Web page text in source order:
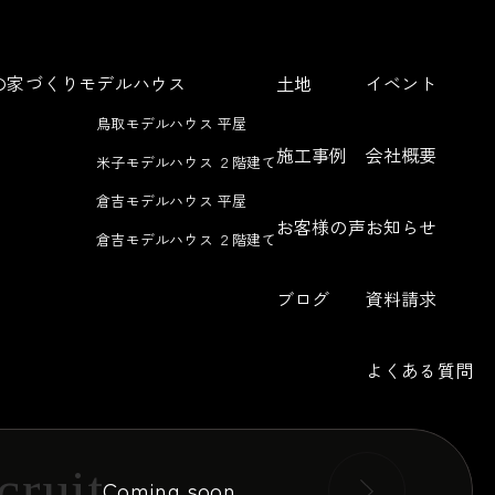
家づくり モデルハウス
鳥取モデルハウス 平屋
米子モデルハウス ２階建て
倉吉モデルハウス 平屋
倉吉モデルハウス ２階建て
土地
施工事例
お客様の声
ブログ
イベント
会社概要
お知らせ
資料請求
よくある質問